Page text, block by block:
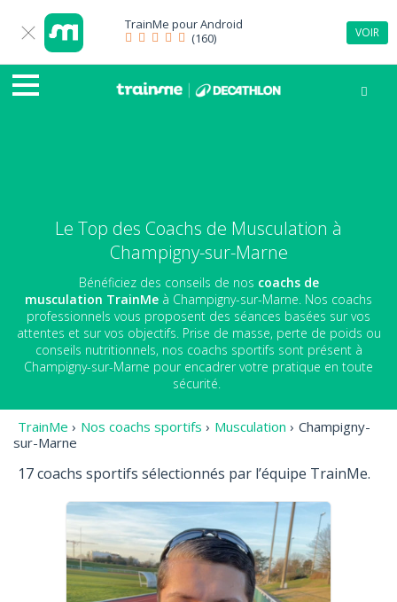
TrainMe pourAndroid
(160)
VOIR
Le Top des Coachs de Musculation à
Champigny-sur-Marne
Bénéficiez des conseils de nos coachs de
musculation TrainMe à Champigny-sur-Marne. Nos coachs
professionnels vous proposent des séances basées sur vos
attentes et sur vos objectifs. Prise de masse, perte de poids ou
conseils nutritionnels, nos coachs sportifs sont présent à
Champigny-sur-Marne pour encadrer votre pratique en toute
sécurité.
TrainMe › Nos coachs sportifs › Musculation › Champigny-
sur-Marne
17 coachs sportifs sélectionnés par l’équipe TrainMe.